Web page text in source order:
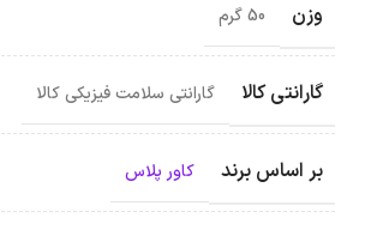
وزن 50 گرم
گارانتی کالا گارانتی سلامت فیزیکی کالا
بر اساس برند کاور پلاس